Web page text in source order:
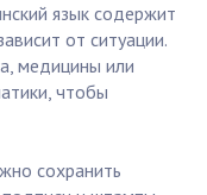
язык содержит
от ситуации.
медицины или
чтобы
сохранить